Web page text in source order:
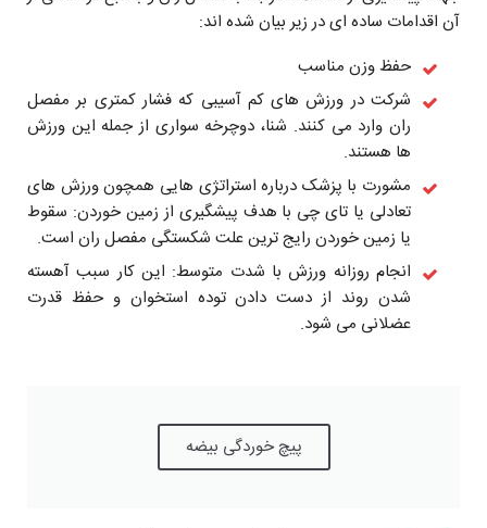
آن اقدامات ساده ای در زیر بیان شده اند:
حفظ وزن مناسب
شرکت در ورزش های کم آسیبی که فشار کمتری بر مفصل
ران وارد می کنند. شنا، دوچرخه سواری از جمله این ورزش
ها هستند.
مشورت با پزشک درباره استراتژی هایی همچون ورزش های
تعادلی یا تای چی با هدف پیشگیری از زمین خوردن: سقوط
یا زمین خوردن رایج ترین علت شکستگی مفصل ران است.
انجام روزانه ورزش با شدت متوسط: این کار سبب آهسته
شدن روند از دست دادن توده استخوان و حفظ قدرت
عضلانی می شود.
پیچ خوردگی بیضه